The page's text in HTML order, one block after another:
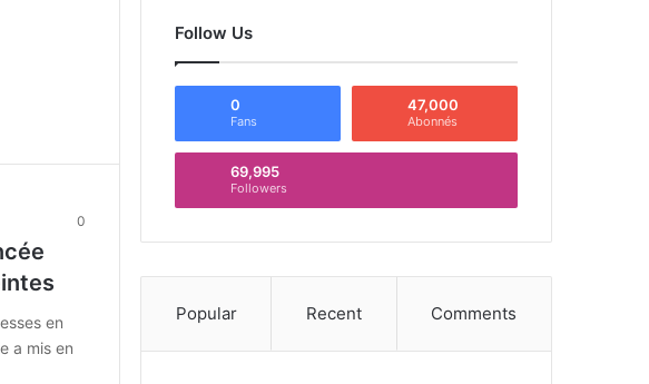
0
en
a mis en
Follow Us
0
Fans
47,000
Abonnés
69,995
Followers
Popular Recent Comments